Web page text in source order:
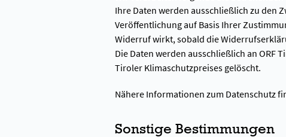
Ihre Daten werden ausschließlich zu den
Veröffentlichung auf Basis Ihrer
Widerruf wirkt, sobald die
Die Daten werden ausschließlich an ORF
Tiroler Klimaschutzpreises gelöscht.
Nähere Informationen zum Datenschutz
Sonstige Bestimmungen